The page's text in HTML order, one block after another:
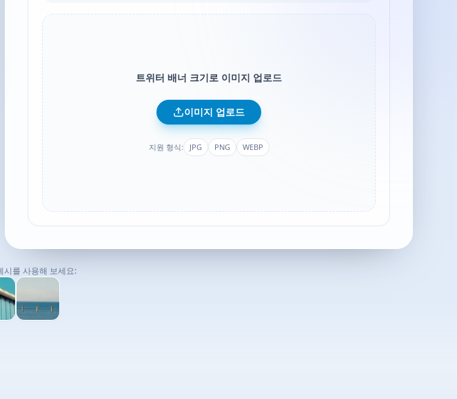
트위터 배너 크기로 이미지 업로드
이미지 업로드
지원 형식: JPG PNG WEBP
시를 사용해 보세요: